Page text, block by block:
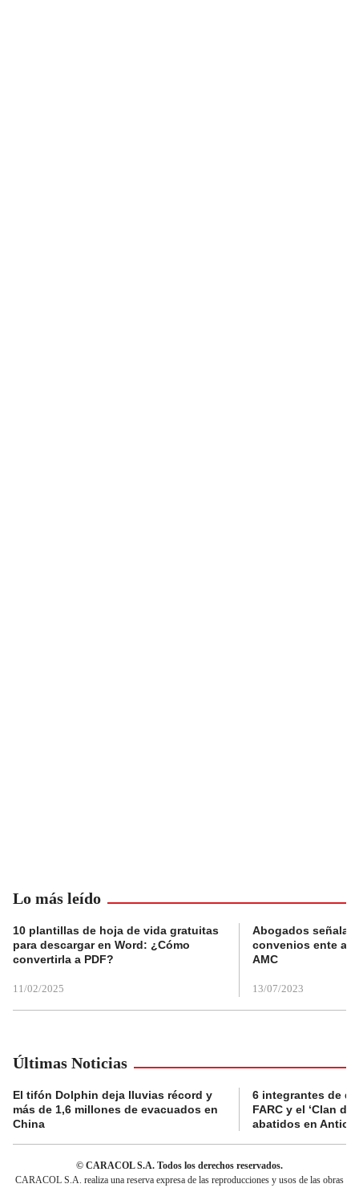
Lo más leído
10 plantillas de hoja de vida gratuitas
para descargar en Word: ¿Cómo
convertirla a PDF?
11/02/2025
Abogados
convenios ente
AMC
13/07/2023
Últimas Noticias
El tifón Dolphin deja lluvias récord y
más de 1,6 millones de evacuados en
China
6 integrantes de
FARC y el ‘Clan
abatidos en
© CARACOL S.A. Todos los derechos reservados.
CARACOL S.A. realiza una reserva expresa de las reproducciones y usos de las obras